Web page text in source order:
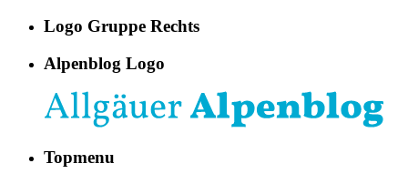
Logo Gruppe Rechts
Alpenblog Logo
Topmenu